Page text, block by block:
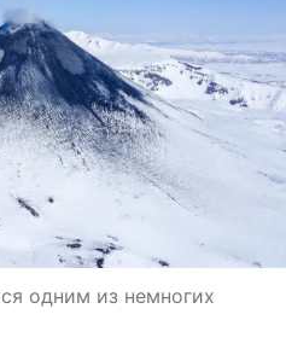
одним из немногих